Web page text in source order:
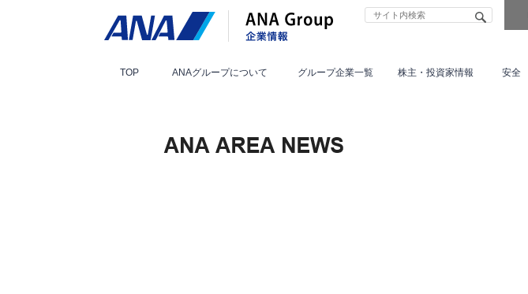
TOP ANAグループについて グループ企業一覧 株主・投資家情報 安全